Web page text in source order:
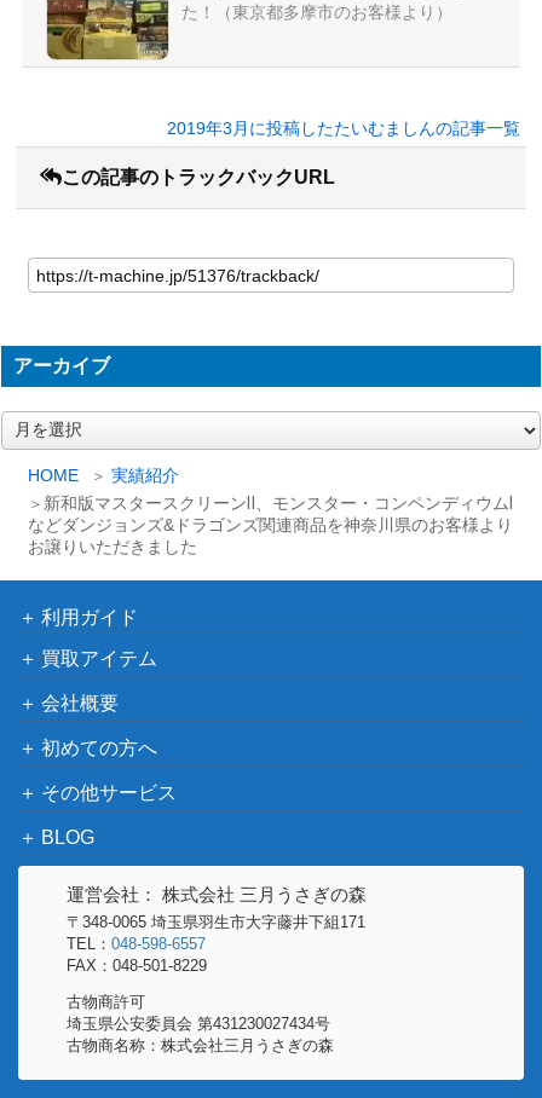
HOME
実績紹介
新和版マスタースクリーンⅡ、モンスター・コンペンディウムⅠ
などダンジョンズ&ドラゴンズ関連商品を神奈川県のお客様より
お譲りいただきました
た！（東京都多摩市のお客様より）
2019年3月に投稿したたいむましんの記事一覧
この記事のトラックバックURL
アーカイブ
ー
利用ガイド
買取アイテム
会社概要
初めての方へ
その他サービス
BLOG
運営会社： 株式会社 三月うさぎの森
〒348-0065 埼玉県羽生市大字藤井下組171
TEL： 048-598-6557
FAX：048-501-8229
古物商許可
埼玉県公安委員会 第431230027434号
古物商名称：株式会社三月うさぎの森